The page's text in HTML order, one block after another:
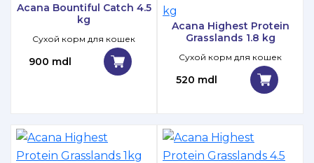
Acana Bountiful Catch 4.5
kg
Сухой корм для кошек
900 mdl
Acana Highest Protein
Grasslands 1.8 kg
Сухой корм для кошек
520 mdl